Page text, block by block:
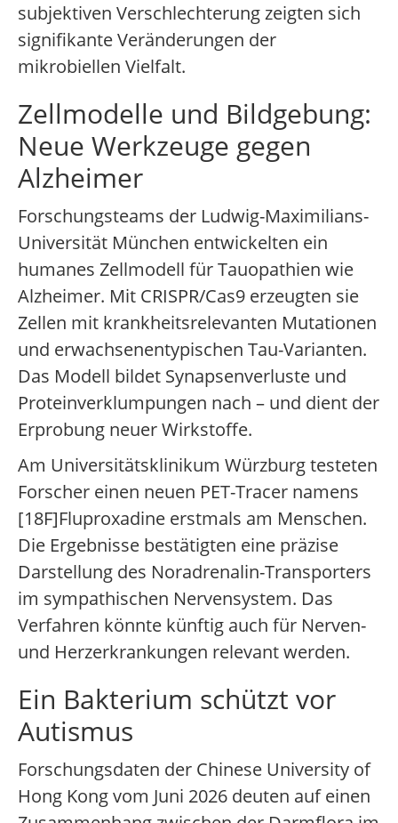
subjektiven Verschlechterung zeigten sich
signifikante Veränderungen der
mikrobiellen Vielfalt.
Zellmodelle und Bildgebung:
Neue Werkzeuge gegen
Alzheimer
Forschungsteams der Ludwig-Maximilians-
Universität München entwickelten ein
humanes Zellmodell für Tauopathien wie
Alzheimer. Mit CRISPR/Cas9 erzeugten sie
Zellen mit krankheitsrelevanten Mutationen
und erwachsenentypischen Tau-Varianten.
Das Modell bildet Synapsenverluste und
Proteinverklumpungen nach – und dient der
Erprobung neuer Wirkstoffe.
Am Universitätsklinikum Würzburg testeten
Forscher einen neuen PET-Tracer namens
[18F]Fluproxadine erstmals am Menschen.
Die Ergebnisse bestätigten eine präzise
Darstellung des Noradrenalin-Transporters
im sympathischen Nervensystem. Das
Verfahren könnte künftig auch für Nerven-
und Herzerkrankungen relevant werden.
Ein Bakterium schützt vor
Autismus
Forschungsdaten der Chinese University of
Hong Kong vom Juni 2026 deuten auf einen